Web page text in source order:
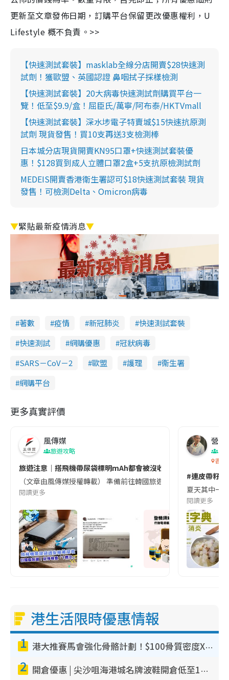
更新至文章發佈日期，訂購平台保留更改優惠權利，U
Lifestyle 概不負責。>>
【快速測試套裝】masklab全線分店開賣$28快速測
試劑！獲歐盟、英國認證 鼻咽拭子採樣檢測
【快速測試套裝】20大病毒快速測試劑購買平台一
覽！低至$9.9/盒！屈臣氏/萬寧/阿布泰/HKTVmall
【快速測試套裝】深水埗電子特賣城$15快速抗原測
試劑 現貨發售！買10支再送3支檢測棒
日本城分店現貨開賣KN95口罩+快速測試套裝優
惠！$128買到成人立體口罩2盒+5支抗原檢測試劑
MEDEIS開賣香港衛生署認可$18快速測試套裝 現貨
發售！可檢測Delta、Omicron病毒
▼緊貼最新疫情消息▼
著數 疫情 新冠肺炎
快速測試套裝
快速測試
網購優惠
冠狀病毒
SARS－CoV－2
歐盟 護理
衞生署
網購平台
更多真實評價
風傳媒
旅遊攻略
旅遊注意｜搭飛機帶尿袋標明mAh都會被沒收😱出發前切記檢查
（文章由風傳媒授權轉載） 準備前往韓國旅遊的民眾，近期要
閱讀更多
營養
香港
#連皮帶籽
夏天其中一
閱讀更多
港生活限時優惠情報
1 港大推賽馬會強化骨骼計劃！$100骨質密度X光檢查 完成免費運動訓練送超市禮券！附參加資格
2 開倉優惠 | 尖沙咀海港城名牌波鞋開倉低至1折！On鞋$899起／Joy&Peace鞋履$98起